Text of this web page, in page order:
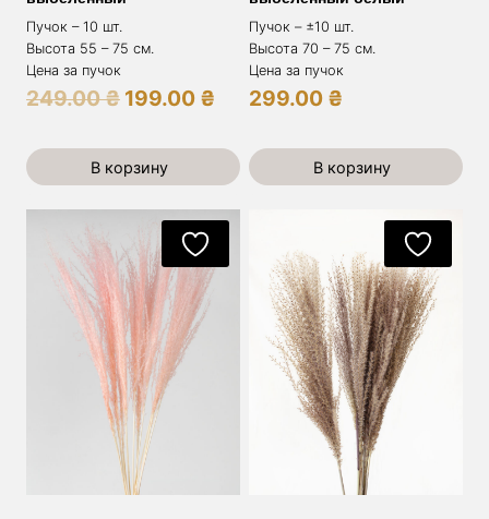
Пучок – 10 шт.
Высота 55 – 75 см.
Цена за пучок
249.00₴ Первоначальная
составляла
199.00 ₴ Текущая
199.00 ₴.
В корзину
Пучок – ±10 шт.
Высота 70 – 75 см.
Цена за пучок
299.00 ₴
В корзину